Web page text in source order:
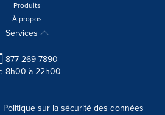
Produits
À propos
Services
877-269-7890
8h00 à 22h00
Politique sur la sécurité des données